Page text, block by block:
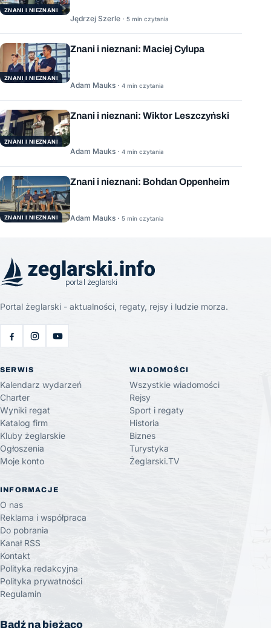
ZNANI I NIEZNANI
Jędrzej Szerle · 5 min czytania
ZNANI I NIEZNANI
Znani i nieznani: Maciej Cylupa
Adam Mauks · 4 min czytania
ZNANI I NIEZNANI
Znani i nieznani: Wiktor Leszczyński
Adam Mauks · 4 min czytania
ZNANI I NIEZNANI
Znani i nieznani: Bohdan Oppenheim
Adam Mauks · 5 min czytania
Portal żeglarski - aktualności, regaty, rejsy i ludzie morza.
SERWIS
Kalendarz wydarzeń
Charter
Wyniki regat
Katalog firm
Kluby żeglarskie
Ogłoszenia
Moje konto
WIADOMOŚCI
Wszystkie wiadomości
Rejsy
Sport i regaty
Historia
Biznes
Turystyka
Żeglarski.TV
INFORMACJE
O nas
Reklama i współpraca
Do pobrania
Kanał RSS
Kontakt
Polityka redakcyjna
Polityka prywatności
Regulamin
Bądź na bieżąco